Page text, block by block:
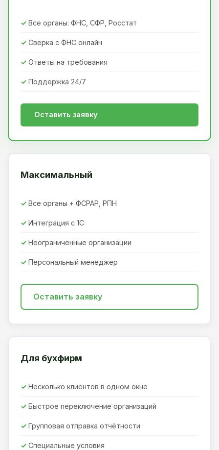
Все органы: ФНС, СФР, Росстат
Сверка с ФНС онлайн
Ответы на требования
Поддержка 24/7
Оставить заявку
Максимальный
Все органы + ФСРАР, РПН
Интеграция с 1С
Неограниченные организации
Персональный менеджер
Оставить заявку
Для бухфирм
Несколько клиентов в одном окне
Быстрое переключение организаций
Групповая отправка отчётности
Специальные условия